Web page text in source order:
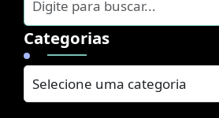
Categorias